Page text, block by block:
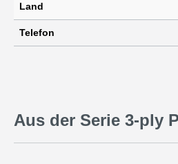
Land
Telefon
Aus der Serie 3-ply